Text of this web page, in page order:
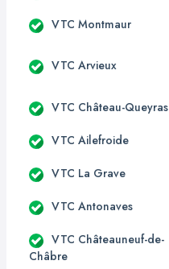
VTC Montmaur
VTC Arvieux
VTC Château-Queyras
VTC Ailefroide
VTC La Grave
VTC Antonaves
VTC Châteauneuf-de-
Châbre